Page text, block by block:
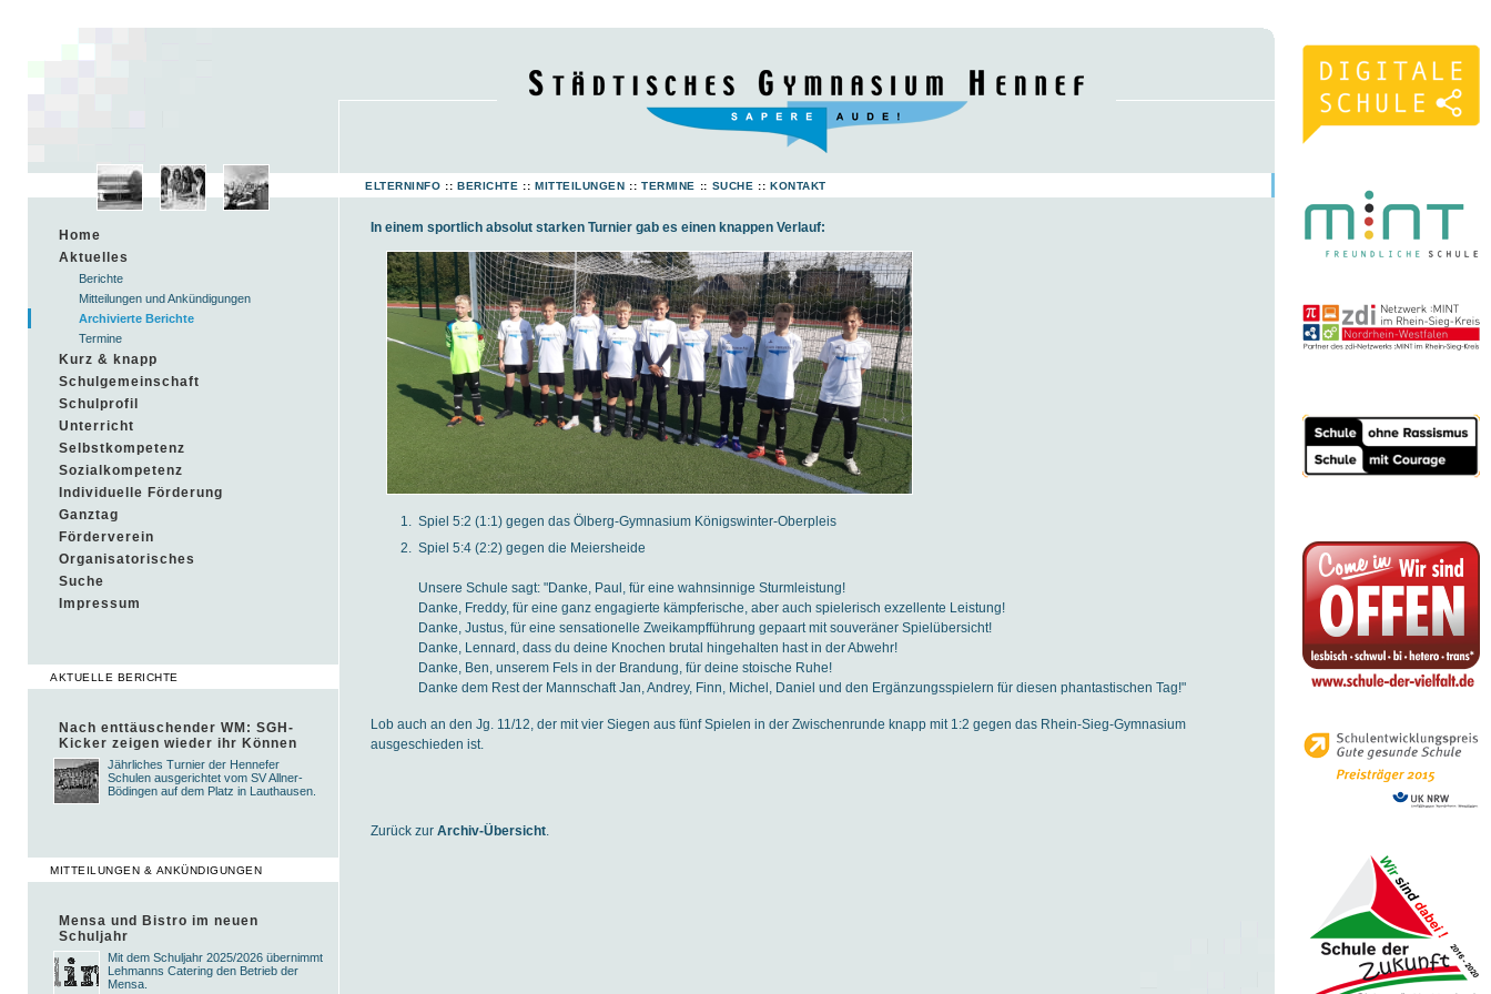
ELTERNINFO :: BERICHTE :: MITTEILUNGEN :: TERMINE :: SUCHE :: KONTAKT
Home
Aktuelles
Berichte
Mitteilungen und Ankündigungen
Archivierte Berichte
Termine
Kurz & knapp
Schulgemeinschaft
Schulprofil
Unterricht
Selbstkompetenz
Sozialkompetenz
Individuelle Förderung
Ganztag
Förderverein
Organisatorisches
Suche
Impressum
AKTUELLE BERICHTE
Nach enttäuschender WM: SGH-
Kicker zeigen wieder ihr Können
Jährliches Turnier der Hennefer
Schulen ausgerichtet vom SV Allner-
Bödingen auf dem Platz in Lauthausen.
MITTEILUNGEN & ANKÜNDIGUNGEN
Mensa und Bistro im neuen
Schuljahr
Mit dem Schuljahr 2025/2026 übernimmt
Lehmanns Catering den Betrieb der
Mensa.
In einem sportlich absolut starken Turnier gab es einen knappen Verlauf:
Spiel 5:2 (1:1) gegen das Ölberg-Gymnasium Königswinter-Oberpleis
Spiel 5:4 (2:2) gegen die Meiersheide
Unsere Schule sagt: "Danke, Paul, für eine wahnsinnige Sturmleistung!
Danke, Freddy, für eine ganz engagierte kämpferische, aber auch spielerisch exzellente Leistung!
Danke, Justus, für eine sensationelle Zweikampfführung gepaart mit souveräner Spielübersicht!
Danke, Lennard, dass du deine Knochen brutal hingehalten hast in der Abwehr!
Danke, Ben, unserem Fels in der Brandung, für deine stoische Ruhe!
Danke dem Rest der Mannschaft Jan, Andrey, Finn, Michel, Daniel und den Ergänzungsspielern für diesen phantastischen Tag!"
Lob auch an den Jg. 11/12, der mit vier Siegen aus fünf Spielen in der Zwischenrunde knapp mit 1:2 gegen das Rhein-Sieg-Gymnasium
ausgeschieden ist.
Zurück zur Archiv-Übersicht.